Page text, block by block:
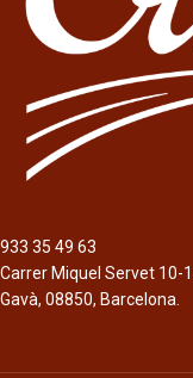
933 35 49 63
Carrer Miquel Servet 10-
Gavà, 08850, Barcelona.